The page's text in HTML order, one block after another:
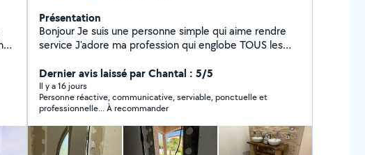
Présentation
Bonjour Je suis une personne simple qui aime rendre
service J'adore ma profession qui englobe TOUS les
depuis plus de 20 ans En passant par les choses les
plus simples aux plus complexes je saurais vous donner
entière satisfaction et bien plus encore Passionné
d'électronique et de bricolage avec création de
meubles en tout genre, j'aime également la photo
vidéo ainsi que l'aquariophilie Au plaisir de vous
Dernier avis laissé par Chantal : 5/5
Il y a 16 jours
Personne réactive, communicative, serviable, ponctuelle et
professionnelle... À recommander